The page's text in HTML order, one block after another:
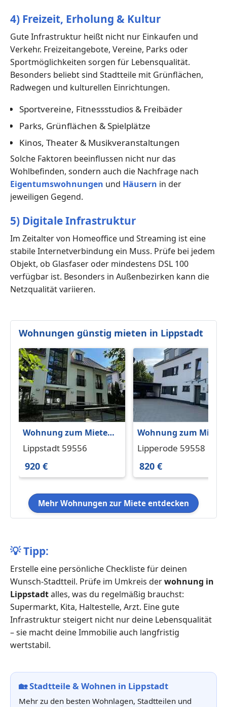
4) Freizeit, Erholung & Kultur
Gute Infrastruktur heißt nicht nur Einkaufen und
Verkehr. Freizeitangebote, Vereine, Parks oder
Sportmöglichkeiten sorgen für Lebensqualität.
Besonders beliebt sind Stadtteile mit Grünflächen,
Radwegen und kulturellen Einrichtungen.
Sportvereine, Fitnessstudios & Freibäder
Parks, Grünflächen & Spielplätze
Kinos, Theater & Musikveranstaltungen
Solche Faktoren beeinflussen nicht nur das
Wohlbefinden, sondern auch die Nachfrage nach
Eigentumswohnungen und Häusern in der
jeweiligen Gegend.
5) Digitale Infrastruktur
Im Zeitalter von Homeoffice und Streaming ist eine
stabile Internetverbindung ein Muss. Prüfe bei jedem
Objekt, ob Glasfaser oder mindestens DSL 100
verfügbar ist. Besonders in Außenbezirken kann die
Netzqualität variieren.
Wohnungen günstig mieten in Lippstadt
Wohnung zum Mieten
in Lippstadt 920 € 91.22
Lippstadt 59556
920 €
Wohnung zum Mieten
in Lipperode 820 €
Lipperode 59558
820 €
Mehr Wohnungen zur Miete entdecken
💡Tipp:
Erstelle eine persönliche Checkliste für deinen
Wunsch-Stadtteil. Prüfe im Umkreis derwohnung in
Lippstadtalles, was du regelmäßig brauchst:
Supermarkt, Kita, Haltestelle, Arzt. Eine gute
Infrastruktur steigert nicht nur deine Lebensqualität
– sie macht deine Immobilie auch langfristig
wertstabil.
🏡Stadtteile & Wohnen in Lippstadt
Mehr zu den besten Wohnlagen, Stadtteilen und